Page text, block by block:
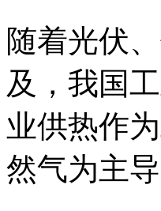
随着光伏
及，我国
业供热作
然气为主